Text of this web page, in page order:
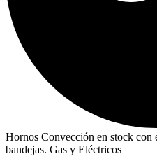
Hornos Convección en stock con
bandejas. Gas y Eléctricos